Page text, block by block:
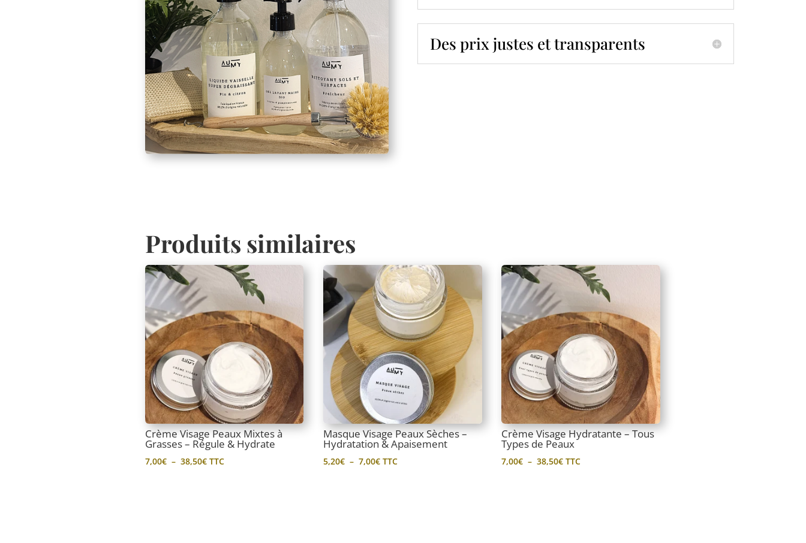
Des prix justes et transparents
Produits similaires
Crème Visage Peaux Mixtes à
Grasses – Régule & Hydrate
7,00€ – 38,50€Plage
TTC
Masque Visage Peaux Sèches –
Hydratation & Apaisement
5,20€ – 7,00€Plage
TTC
Crème Visage Hydratante – Tous
Types de Peaux
7,00€ – 38,50€Plage
TTC